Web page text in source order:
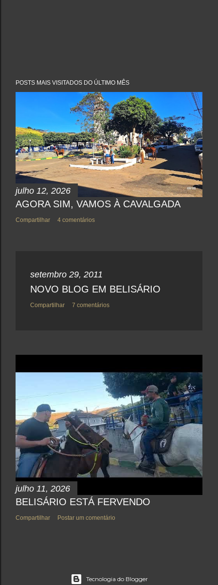
POSTS MAIS VISITADOS DO ÚLTIMO MÊS
julho 12, 2026
AGORA SIM, VAMOS À CAVALGADA
Compartilhar 4 comentários
setembro 29, 2011
NOVO BLOG EM BELISÁRIO
Compartilhar 7 comentários
julho 11, 2026
BELISÁRIO ESTÁ FERVENDO
Compartilhar Postar um comentário
Tecnologia do Blogger